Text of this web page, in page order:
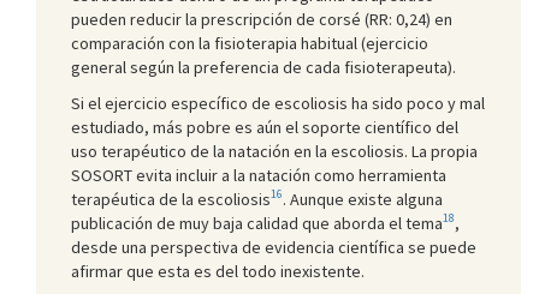
pueden reducir la prescripción de corsé (RR: 0,24) en
comparación con la fisioterapia habitual (ejercicio
general según la preferencia de cada fisioterapeuta).
Si el ejercicio específico de escoliosis ha sido poco y mal
estudiado, más pobre es aún el soporte científico del
uso terapéutico de la natación en la escoliosis. La propia
SOSORT evita incluir a la natación como herramienta
terapéutica de la escoliosis16. Aunque existe alguna
publicación de muy baja calidad que aborda el tema18,
desde una perspectiva de evidencia científica se puede
afirmar que esta es del todo inexistente.